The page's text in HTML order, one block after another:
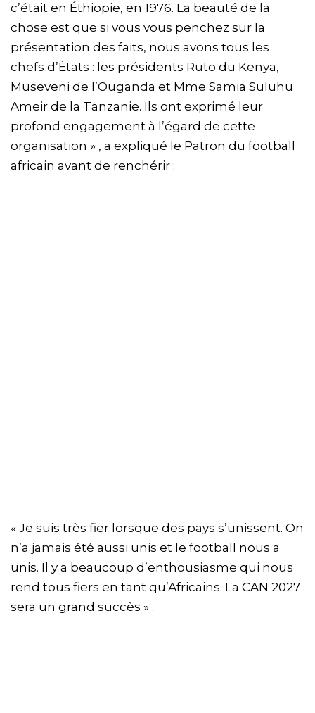
c’était en Éthiopie, en 1976. La beauté de la
chose est que si vous vous penchez sur la
présentation des faits, nous avons tous les
chefs d’États : les présidents Ruto du Kenya,
Museveni de l’Ouganda et Mme Samia Suluhu
Ameir de la Tanzanie. Ils ont exprimé leur
profond engagement à l’égard de cette
organisation » , a expliqué le Patron du football
africain avant de renchérir :
« Je suis très fier lorsque des pays s’unissent. On
n’a jamais été aussi unis et le football nous a
unis. Il y a beaucoup d’enthousiasme qui nous
rend tous fiers en tant qu’Africains. La CAN 2027
sera un grand succès » .